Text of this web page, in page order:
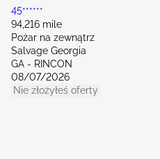
45******
94,216 mile
Pożar na zewnątrz
Salvage Georgia
GA - RINCON
08/07/2026
Nie złożyłeś oferty